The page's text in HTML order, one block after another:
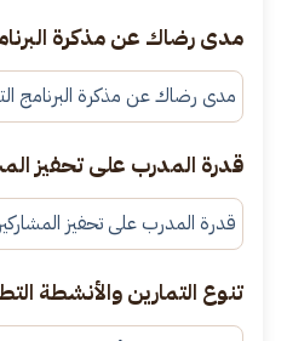
مدى رضاك عن مذكرة
مدى رضاك عن مذكرة البرنامج
قدرة المدرب على تحفيز
قدرة المدرب على تحفيز
تنوع التمارين والأنشطة